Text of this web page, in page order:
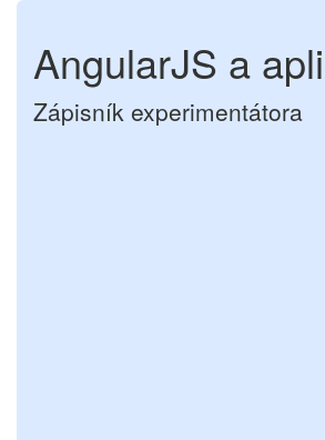
AngularJS a
Zápisník experimentátora